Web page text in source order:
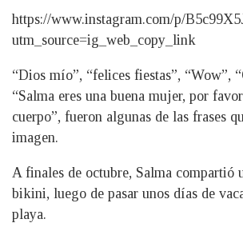
https://www.instagram.com/p/
utm_source=ig_web_copy_link
“Dios mío”, “felices fiestas”, “Wow”,
“Salma eres una buena mujer, por
cuerpo”, fueron algunas de las frases
imagen.
A finales de octubre, Salma compartió
bikini, luego de pasar unos días de
playa.